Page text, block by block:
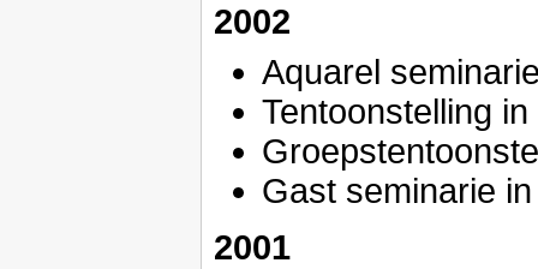
2002
Aquarel
Tentoonstelling in
Gast seminarie
2001